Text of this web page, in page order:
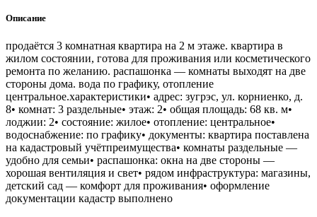
Описание
продаётся 3 комнатная квартира на 2 м этаже. квартира в
жилом состоянии, готова для проживания или косметического
ремонта по желанию. распашонка — комнаты выходят на две
стороны дома. вода по графику, отопление
центральное.характеристики• адрес: зугрэс, ул. корниенко, д.
8• комнат: 3 раздельные• этаж: 2• общая площадь: 68 кв. м•
лоджии: 2• состояние: жилое• отопление: центральное•
водоснабжение: по графику• документы: квартира поставлена
на кадастровый учётпреимущества• комнаты раздельные —
удобно для семьи• распашонка: окна на две стороны —
хорошая вентиляция и свет• рядом инфраструктура: магазины,
детский сад — комфорт для проживания• оформление
документации кадастр выполнено